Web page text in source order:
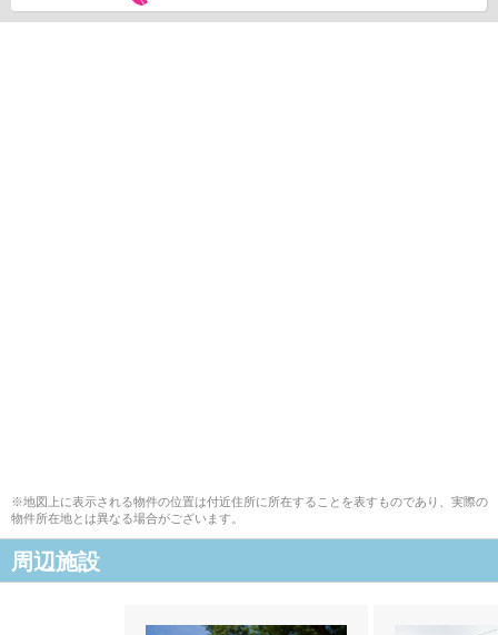
※地図上に表示される物件の位置は付近住所に所在することを表すものであり、実際の
物件所在地とは異なる場合がございます。
周辺施設